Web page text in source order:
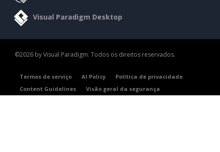
Visual Paradigm Desktop
©2026 by Visual Paradigm. Todos os direitos reservados.
Termos de serviço AI Policy
Política de privacidade
Content Guidelines
Visão geral da segurança